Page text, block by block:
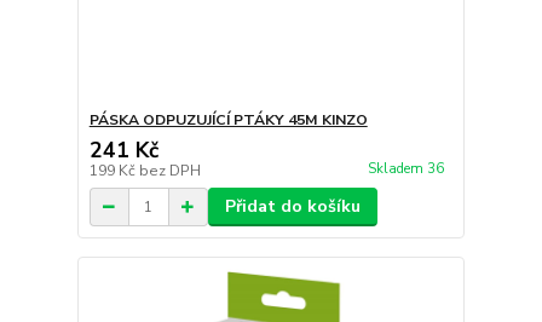
PÁSKA ODPUZUJÍCÍ PTÁKY 45M KINZO
241 Kč
199 Kč bez DPH Skladem 36
Přidat do košíku